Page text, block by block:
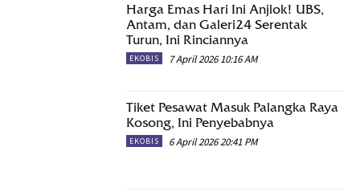
Harga Emas Hari Ini Anjlok! UBS,
Antam, dan Galeri24 Serentak
Turun, Ini Rinciannya
EKOBIS 7 April 2026 10:16 AM
Tiket Pesawat Masuk Palangka Raya
Kosong, Ini Penyebabnya
EKOBIS 6 April 2026 20:41 PM